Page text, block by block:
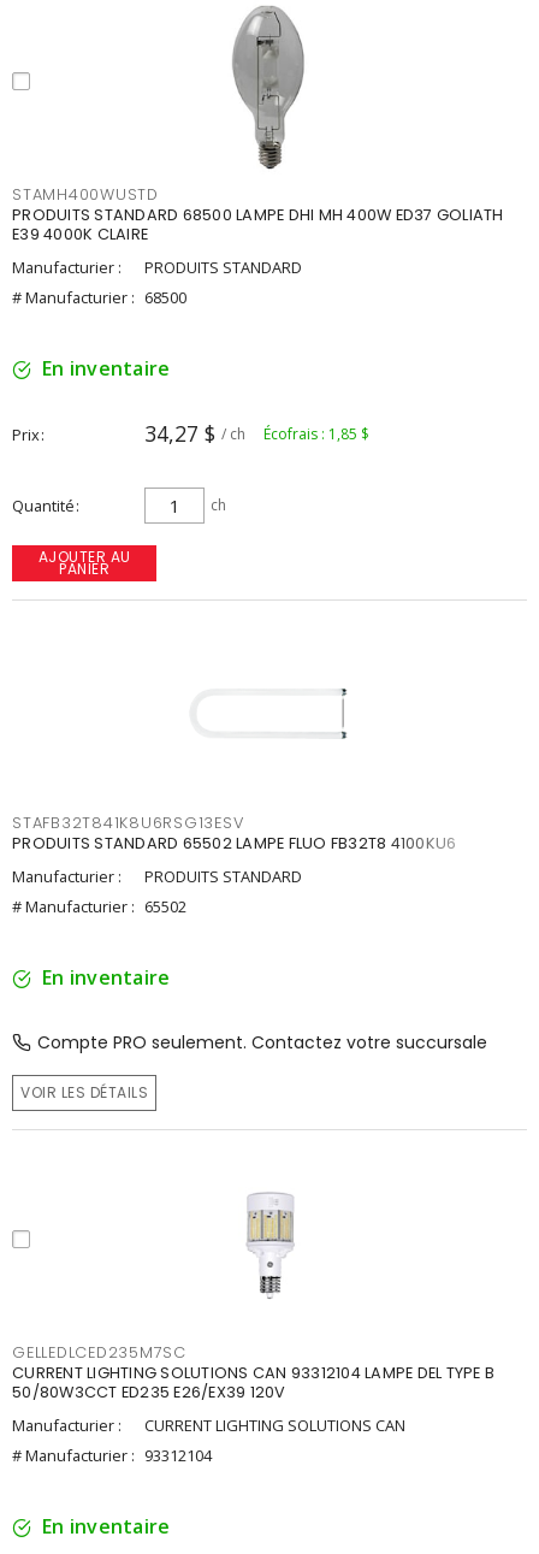
STAMH400WUSTD
PRODUITS STANDARD 68500 LAMPE DHI MH 400W ED37 GOLIATH
E39 4000K CLAIRE
Manufacturier :
PRODUITS STANDARD
# Manufacturier : 68500
En inventaire
Prix 34,27 $ / ch Écofrais : 1,85 $
Quantité ch
AJOUTER AU
PANIER
STAFB32T841K8U6RSG13ESV
PRODUITS STANDARD 65502 LAMPE FLUO FB32T8 4100KU6
Manufacturier :
PRODUITS STANDARD
# Manufacturier : 65502
En inventaire
Compte PRO seulement. Contactez votre succursale
VOIR LES DÉTAILS
GELLEDLCED235M7SC
CURRENT LIGHTING SOLUTIONS CAN 93312104 LAMPE DEL TYPE B
50/80W3CCT ED235 E26/EX39 120V
Manufacturier :
CURRENT LIGHTING SOLUTIONS CAN
# Manufacturier : 93312104
En inventaire